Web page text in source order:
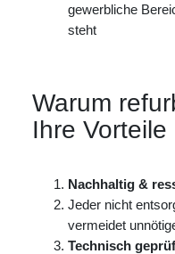
gewerbliche
steht
Warum
Ihre Vorteile
Nachhaltig &
Jeder nicht
vermeidet
Technisch